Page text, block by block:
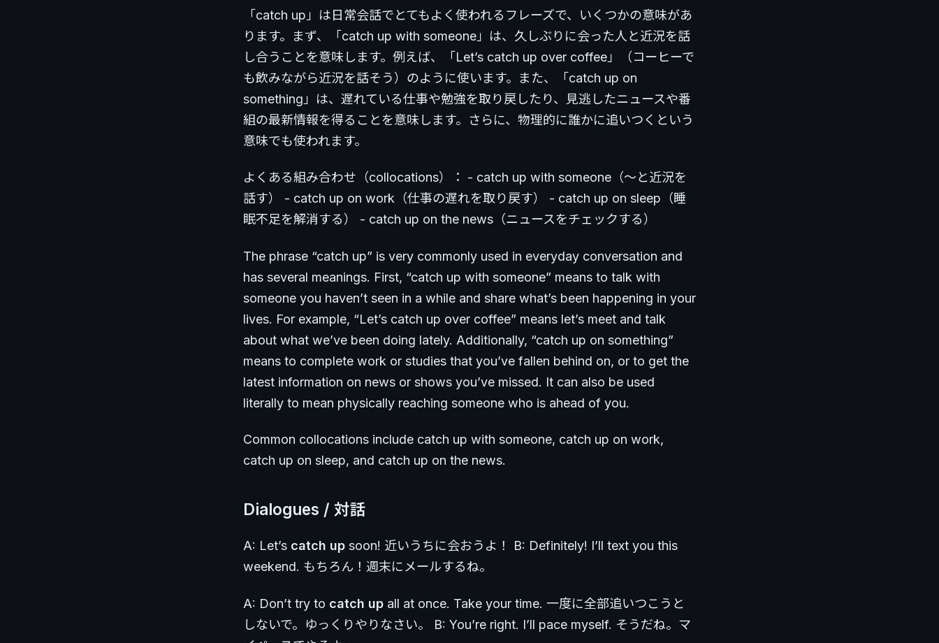
「catch up」は日常会話でとてもよく使われるフレーズで、いくつかの意味があ
ります。まず、「catch up with someone」は、久しぶりに会った人と近況を話
し合うことを意味します。例えば、「Let’s catch up over coffee」（コーヒーで
も飲みながら近況を話そう）のように使います。また、「catch up on
something」は、遅れている仕事や勉強を取り戻したり、見逃したニュースや番
組の最新情報を得ることを意味します。さらに、物理的に誰かに追いつくという
意味でも使われます。
よくある組み合わせ（collocations）： - catch up with someone（〜と近況を
話す） - catch up on work（仕事の遅れを取り戻す） - catch up on sleep（睡
眠不足を解消する） - catch up on the news（ニュースをチェックする）
The phrase “catch up” is very commonly used in everyday conversation and
has several meanings. First, “catch up with someone” means to talk with
someone you haven’t seen in a while and share what’s been happening in your
lives. For example, “Let’s catch up over coffee” means let’s meet and talk
about what we’ve been doing lately. Additionally, “catch up on something”
means to complete work or studies that you’ve fallen behind on, or to get the
latest information on news or shows you’ve missed. It can also be used
literally to mean physically reaching someone who is ahead of you.
Common collocations include catch up with someone, catch up on work,
catch up on sleep, and catch up on the news.
Dialogues / 対話
A: Let’s catch up soon! 近いうちに会おうよ！ B: Definitely! I’ll text you this
weekend. もちろん！週末にメールするね。
A: Don’t try to catch up all at once. Take your time. 一度に全部追いつこうと
しないで。ゆっくりやりなさい。 B: You’re right. I’ll pace myself. そうだね。マ